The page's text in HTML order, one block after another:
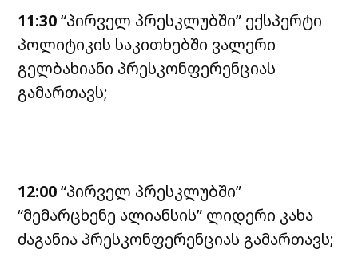
11:30“პირველ პრესკლუბში” ექსპერტი
პოლიტიკის საკითხებში ვალერი
გელბახიანი პრესკონფერენციას
გამართავს;
12:00“პირველ პრესკლუბში”
“მემარცხენე ალიანსის” ლიდერი კახა
ძაგანია პრესკონფერენციას გამართავს;